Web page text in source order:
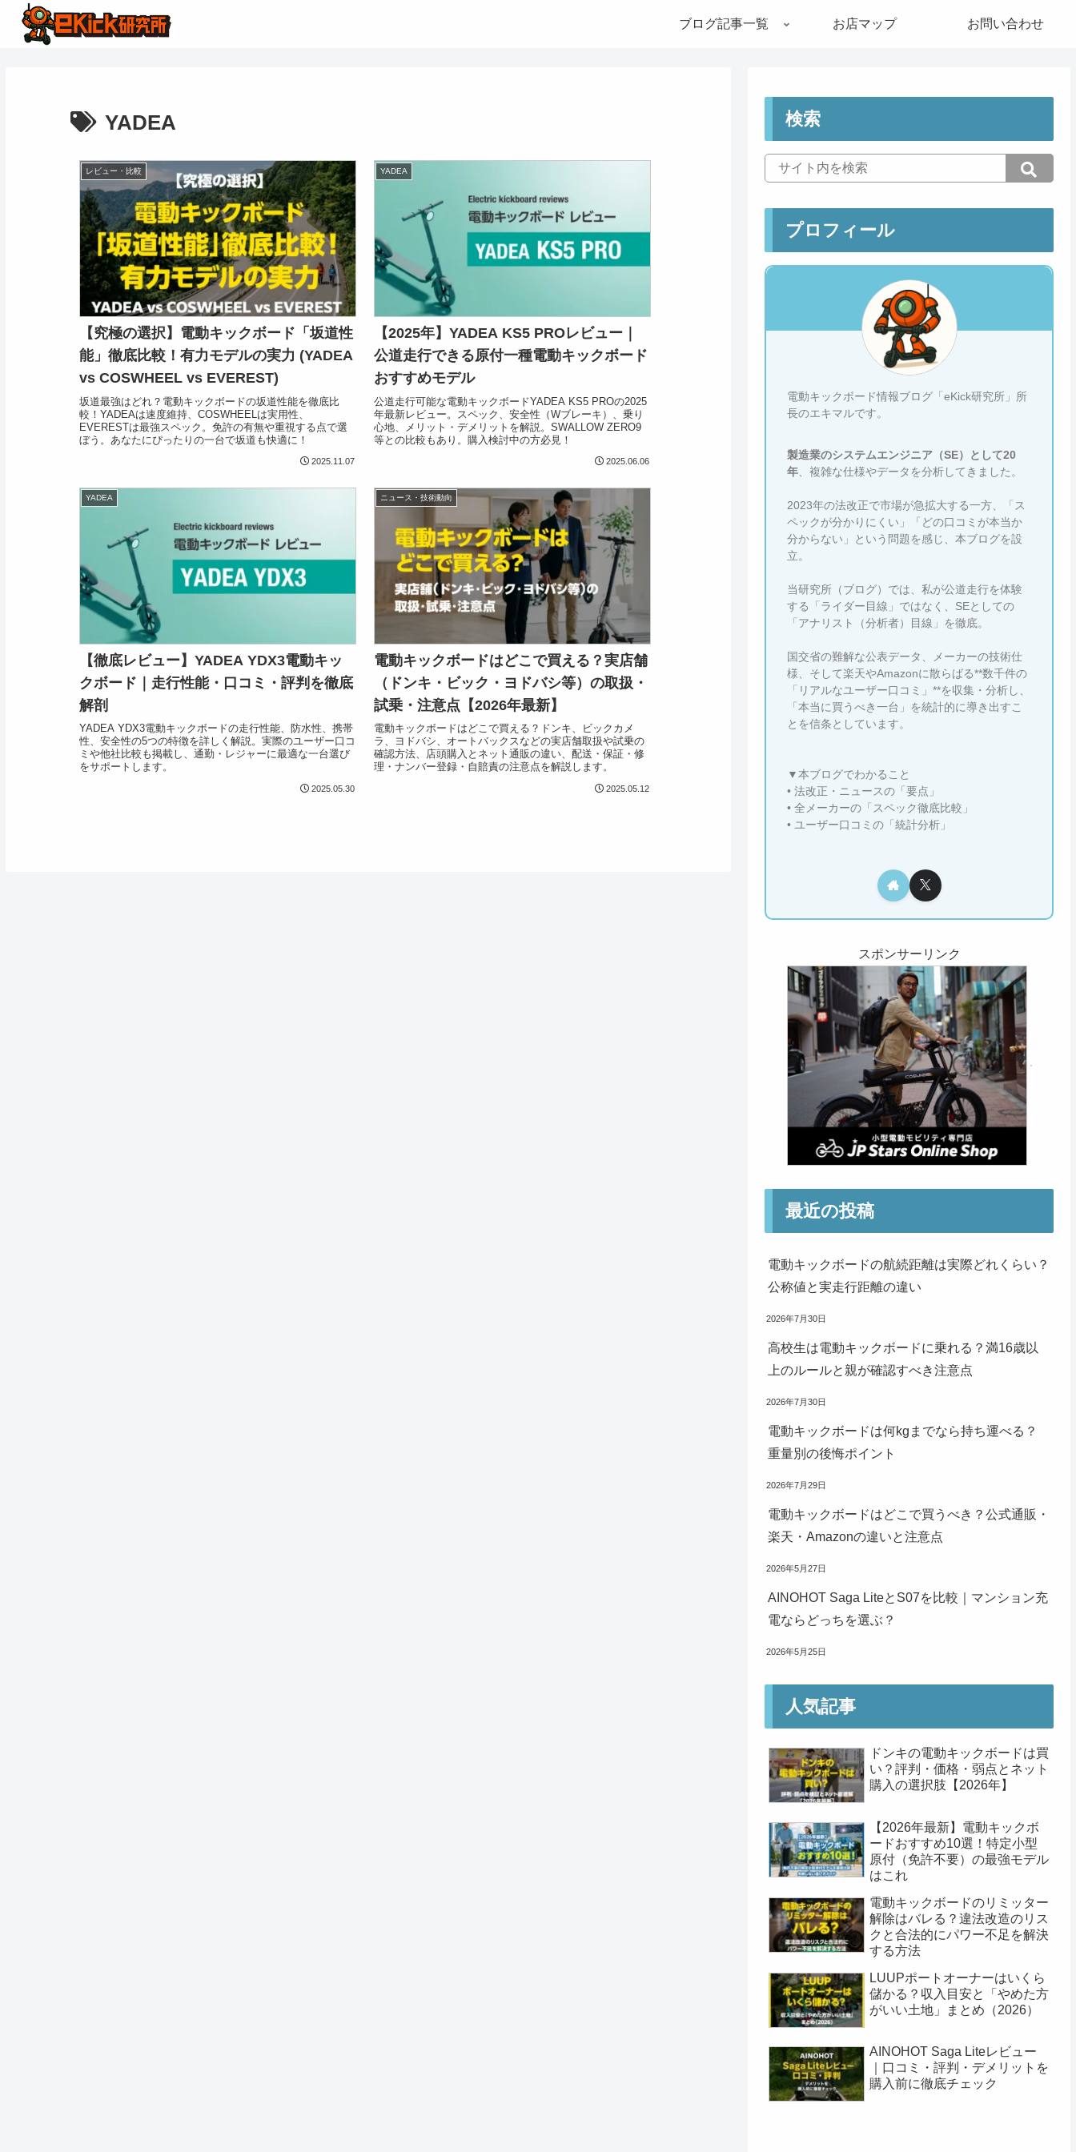
ブログ記事一覧 お店マップ お問い合わせ
YADEA
レビュー・比較
【究極の選択】電動キックボード「坂道性
能」徹底比較！有力モデルの実力 (YADEA
vs COSWHEEL vs EVEREST)
坂道最強はどれ？電動キックボードの坂道性能を徹底比
較！YADEAは速度維持、COSWHEELは実用性、
EVERESTは最強スペック。免許の有無や重視する点で選
ぼう。あなたにぴったりの一台で坂道も快適に！
2025.11.07
YADEA
【2025年】YADEA KS5 PROレビュー｜
公道走行できる原付一種電動キックボード
おすすめモデル
公道走行可能な電動キックボードYADEA KS5 PROの2025
年最新レビュー。スペック、安全性（Wブレーキ）、乗り
心地、メリット・デメリットを解説。SWALLOW ZERO9
等との比較もあり。購入検討中の方必見！
2025.06.06
YADEA
【徹底レビュー】YADEA YDX3電動キッ
クボード｜走行性能・口コミ・評判を徹底
解剖
YADEA YDX3電動キックボードの走行性能、防水性、携帯
性、安全性の5つの特徴を詳しく解説。実際のユーザー口コ
ミや他社比較も掲載し、通勤・レジャーに最適な一台選び
をサポートします。
2025.05.30
ニュース・技術動向
電動キックボードはどこで買える？実店舗
（ドンキ・ビック・ヨドバシ等）の取扱・
試乗・注意点【2026年最新】
電動キックボードはどこで買える？ドンキ、ビックカメ
ラ、ヨドバシ、オートバックスなどの実店舗取扱や試乗の
確認方法、店頭購入とネット通販の違い、配送・保証・修
理・ナンバー登録・自賠責の注意点を解説します。
2025.05.12
検索
プロフィール
電動キックボード情報ブログ「eKick研究所」所
長のエキマルです。
製造業のシステムエンジニア（SE）として20
年 、複雑な仕様やデータを分析してきました。
2023年の法改正で市場が急拡大する一方、「ス
ペックが分かりにくい」「どの口コミが本当か
分からない」という問題を感じ、本ブログを設
立。
当研究所（ブログ）では、私が公道走行を体験
する「ライダー目線」ではなく、SEとしての
「アナリスト（分析者）目線」を徹底。
国交省の難解な公表データ、メーカーの技術仕
様、そして楽天やAmazonに散らばる**数千件の
「リアルなユーザー口コミ」**を収集・分析し、
「本当に買うべき一台」を統計的に導き出すこ
とを信条としています。
▼本ブログでわかること
• 法改正・ニュースの「要点」
• 全メーカーの「スペック徹底比較」
• ユーザー口コミの「統計分析」
スポンサーリンク
最近の投稿
電動キックボードの航続距離は実際どれくらい？
公称値と実走行距離の違い
2026年7月30日
高校生は電動キックボードに乗れる？満16歳以
上のルールと親が確認すべき注意点
2026年7月30日
電動キックボードは何kgまでなら持ち運べる？
重量別の後悔ポイント
2026年7月29日
電動キックボードはどこで買うべき？公式通販・
楽天・Amazonの違いと注意点
2026年5月27日
AINOHOT Saga LiteとS07を比較｜マンション充
電ならどっちを選ぶ？
2026年5月25日
人気記事
ドンキの電動キックボードは買
い？評判・価格・弱点とネット
購入の選択肢【2026年】
【2026年最新】電動キックボ
ードおすすめ10選！特定小型
原付（免許不要）の最強モデル
はこれ
電動キックボードのリミッター
解除はバレる？違法改造のリス
クと合法的にパワー不足を解決
する方法
LUUPポートオーナーはいくら
儲かる？収入目安と「やめた方
がいい土地」まとめ（2026）
AINOHOT Saga Liteレビュー
｜口コミ・評判・デメリットを
購入前に徹底チェック